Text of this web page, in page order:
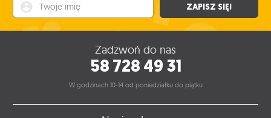
ZAPISZ SIĘ!
Zadzwoń do nas
58 728 49 31
W godzinach 10-14 od poniedziałku do piątku